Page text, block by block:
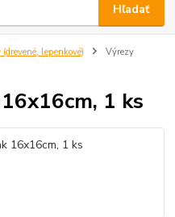
Hľadať
lepenkové)
Výrezy
1 ks